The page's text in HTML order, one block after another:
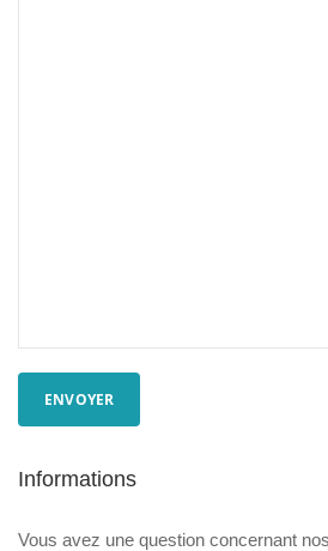
Informations
Vous avez une question concernant